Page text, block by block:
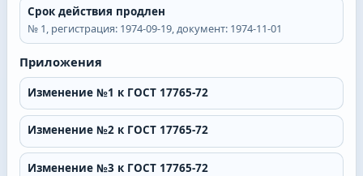
Срок действия продлен
№ 1, регистрация: 1974-09-19, документ: 1974-11-01
Приложения
Изменение №1 к ГОСТ 17765-72
Изменение №2 к ГОСТ 17765-72
Изменение №3 к ГОСТ 17765-72